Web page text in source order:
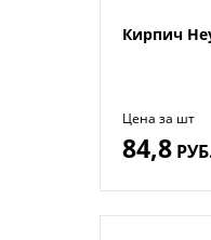
Кирпич
Цена за шт
84,8